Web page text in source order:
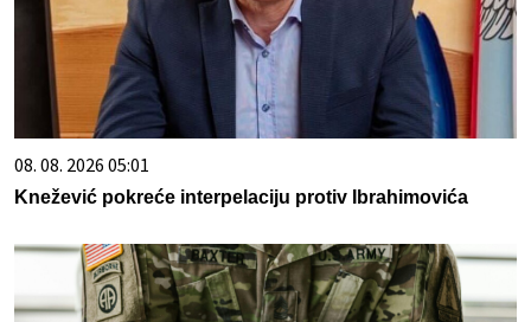
08. 08. 2026 05:01
Knežević pokreće interpelaciju protiv Ibrahimovića